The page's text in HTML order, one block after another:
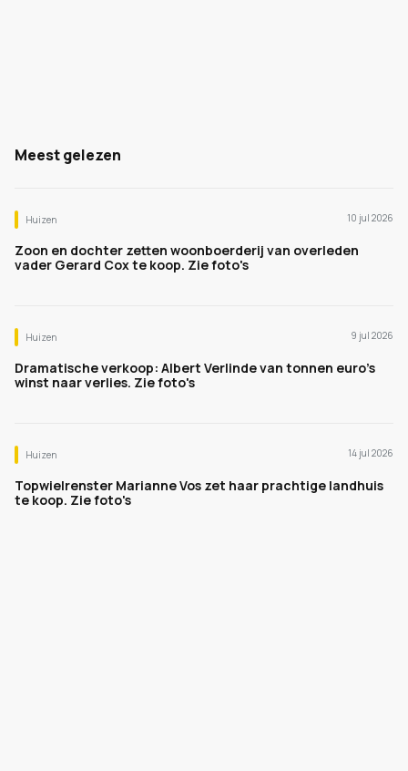
Meest gelezen
Huizen 10 jul 2026
Zoon en dochter zetten woonboerderij van overleden
vader Gerard Cox te koop. Zie foto's
Huizen 9 jul 2026
Dramatische verkoop: Albert Verlinde van tonnen euro's
winst naar verlies. Zie foto's
Huizen 14 jul 2026
Topwielrenster Marianne Vos zet haar prachtige landhuis
te koop. Zie foto's